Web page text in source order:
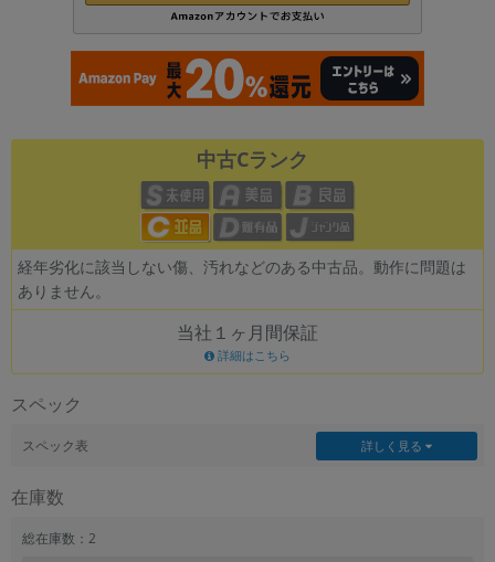
中古Cランク
経年劣化に該当しない傷、汚れなどのある中古品。動作に問題は
ありません。
当社１ヶ月間保証
詳細はこちら
スペック
スペック表 詳しく見る
在庫数
総在庫数：2
年 月 から
各項目のチェックボックスは「or検索」となります。
ただし機能別のみ「and検索」となります。